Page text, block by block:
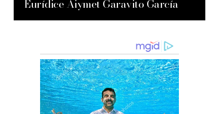
Eurídice Aiymet Garavito García